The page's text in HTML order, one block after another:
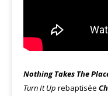
Nothing Takes The
Turn It Up rebaptisée